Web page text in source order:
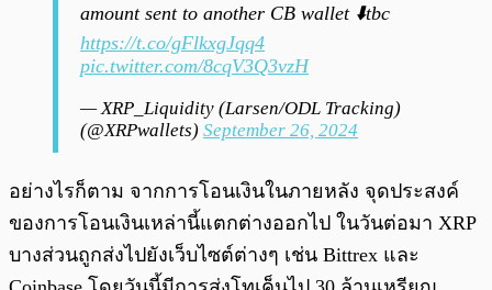
amount sent to another CB wallet ⬇️tbc
https://t.co/gFlkxgJqq4
pic.twitter.com/8cqV3Q3vzH
— XRP_Liquidity (Larsen/ODL Tracking)
(@XRPwallets) September 26, 2024
อย่างไรก็ตาม จากการโอนเงินในภายหลัง จุดประสงค์
ของการโอนเงินเหล่านี้แตกต่างออกไป ในวันต่อมา XRP
บางส่วนถูกส่งไปยังเว็บไซต์ต่างๆ เช่น Bittrex และ